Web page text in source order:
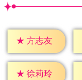
★ 方志友
★ 徐莉玲